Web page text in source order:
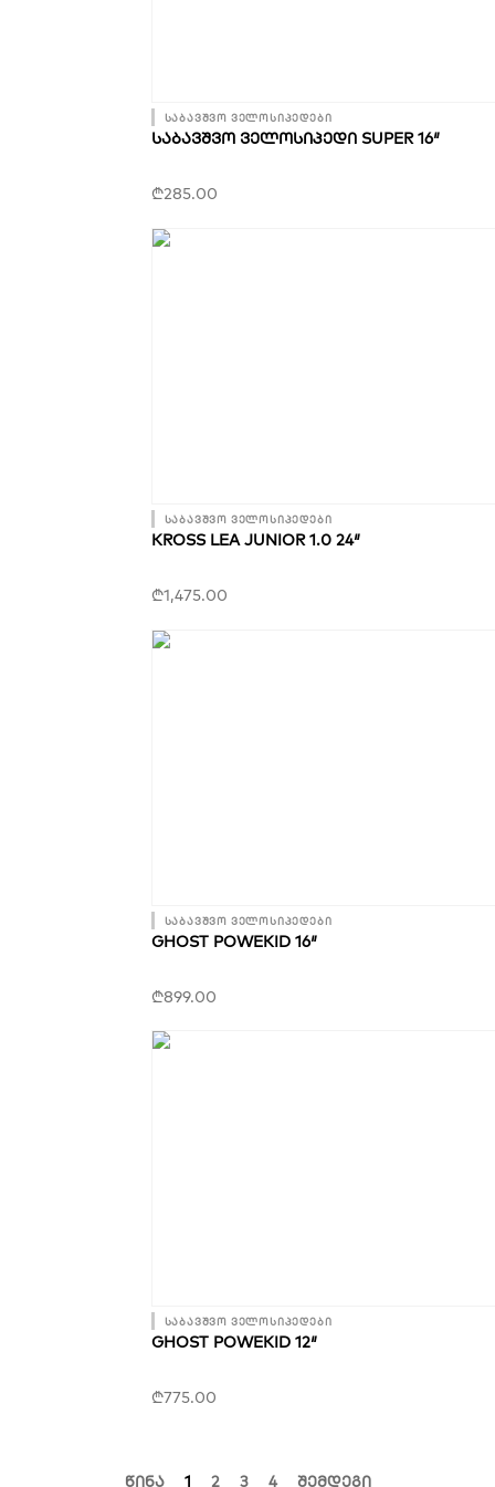
საბავშვო ველოსიპედები
ᲡᲐᲑᲐᲕᲨᲕᲝ ᲕᲔᲚᲝᲡᲘᲞᲔᲓᲘ SUPER 16″
₾285.00
საბავშვო ველოსიპედები
KROSS LEA JUNIOR 1.0 24″
₾1,475.00
საბავშვო ველოსიპედები
GHOST POWEKID 16″
₾899.00
საბავშვო ველოსიპედები
GHOST POWEKID 12″
₾775.00
წინა 1 2 3 4 შემდეგი